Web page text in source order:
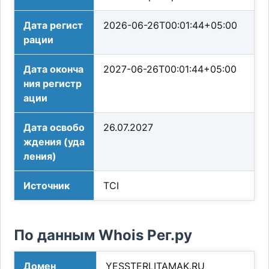
Дата регист
рации
2026-06-26T00:01:44+05:00
Дата оконча
ния регистр
ации
2027-06-26T00:01:44+05:00
Дата освобо
ждения (уда
ления)
26.07.2027
Источник TCI
По данным Whois Рег.ру
Домен YESSTERLITAMAK.RU